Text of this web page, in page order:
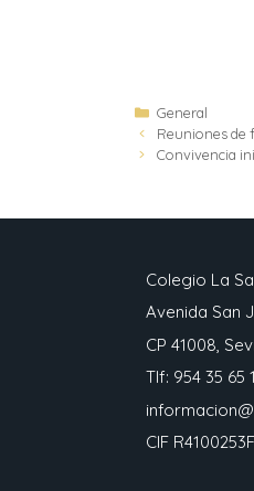
General
Reuniones de
Convivencia
Colegio La
Avenida San
CP 41008,
Tlf: 954 35 65
CIF R4100253F